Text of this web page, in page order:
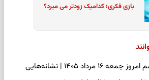
بازی فکری؛ کدامیک زودتر می میرد؟
فال اسم امروز جمعه ۱۶ مرداد ۱۴۰۵ | نشانه‌هایی